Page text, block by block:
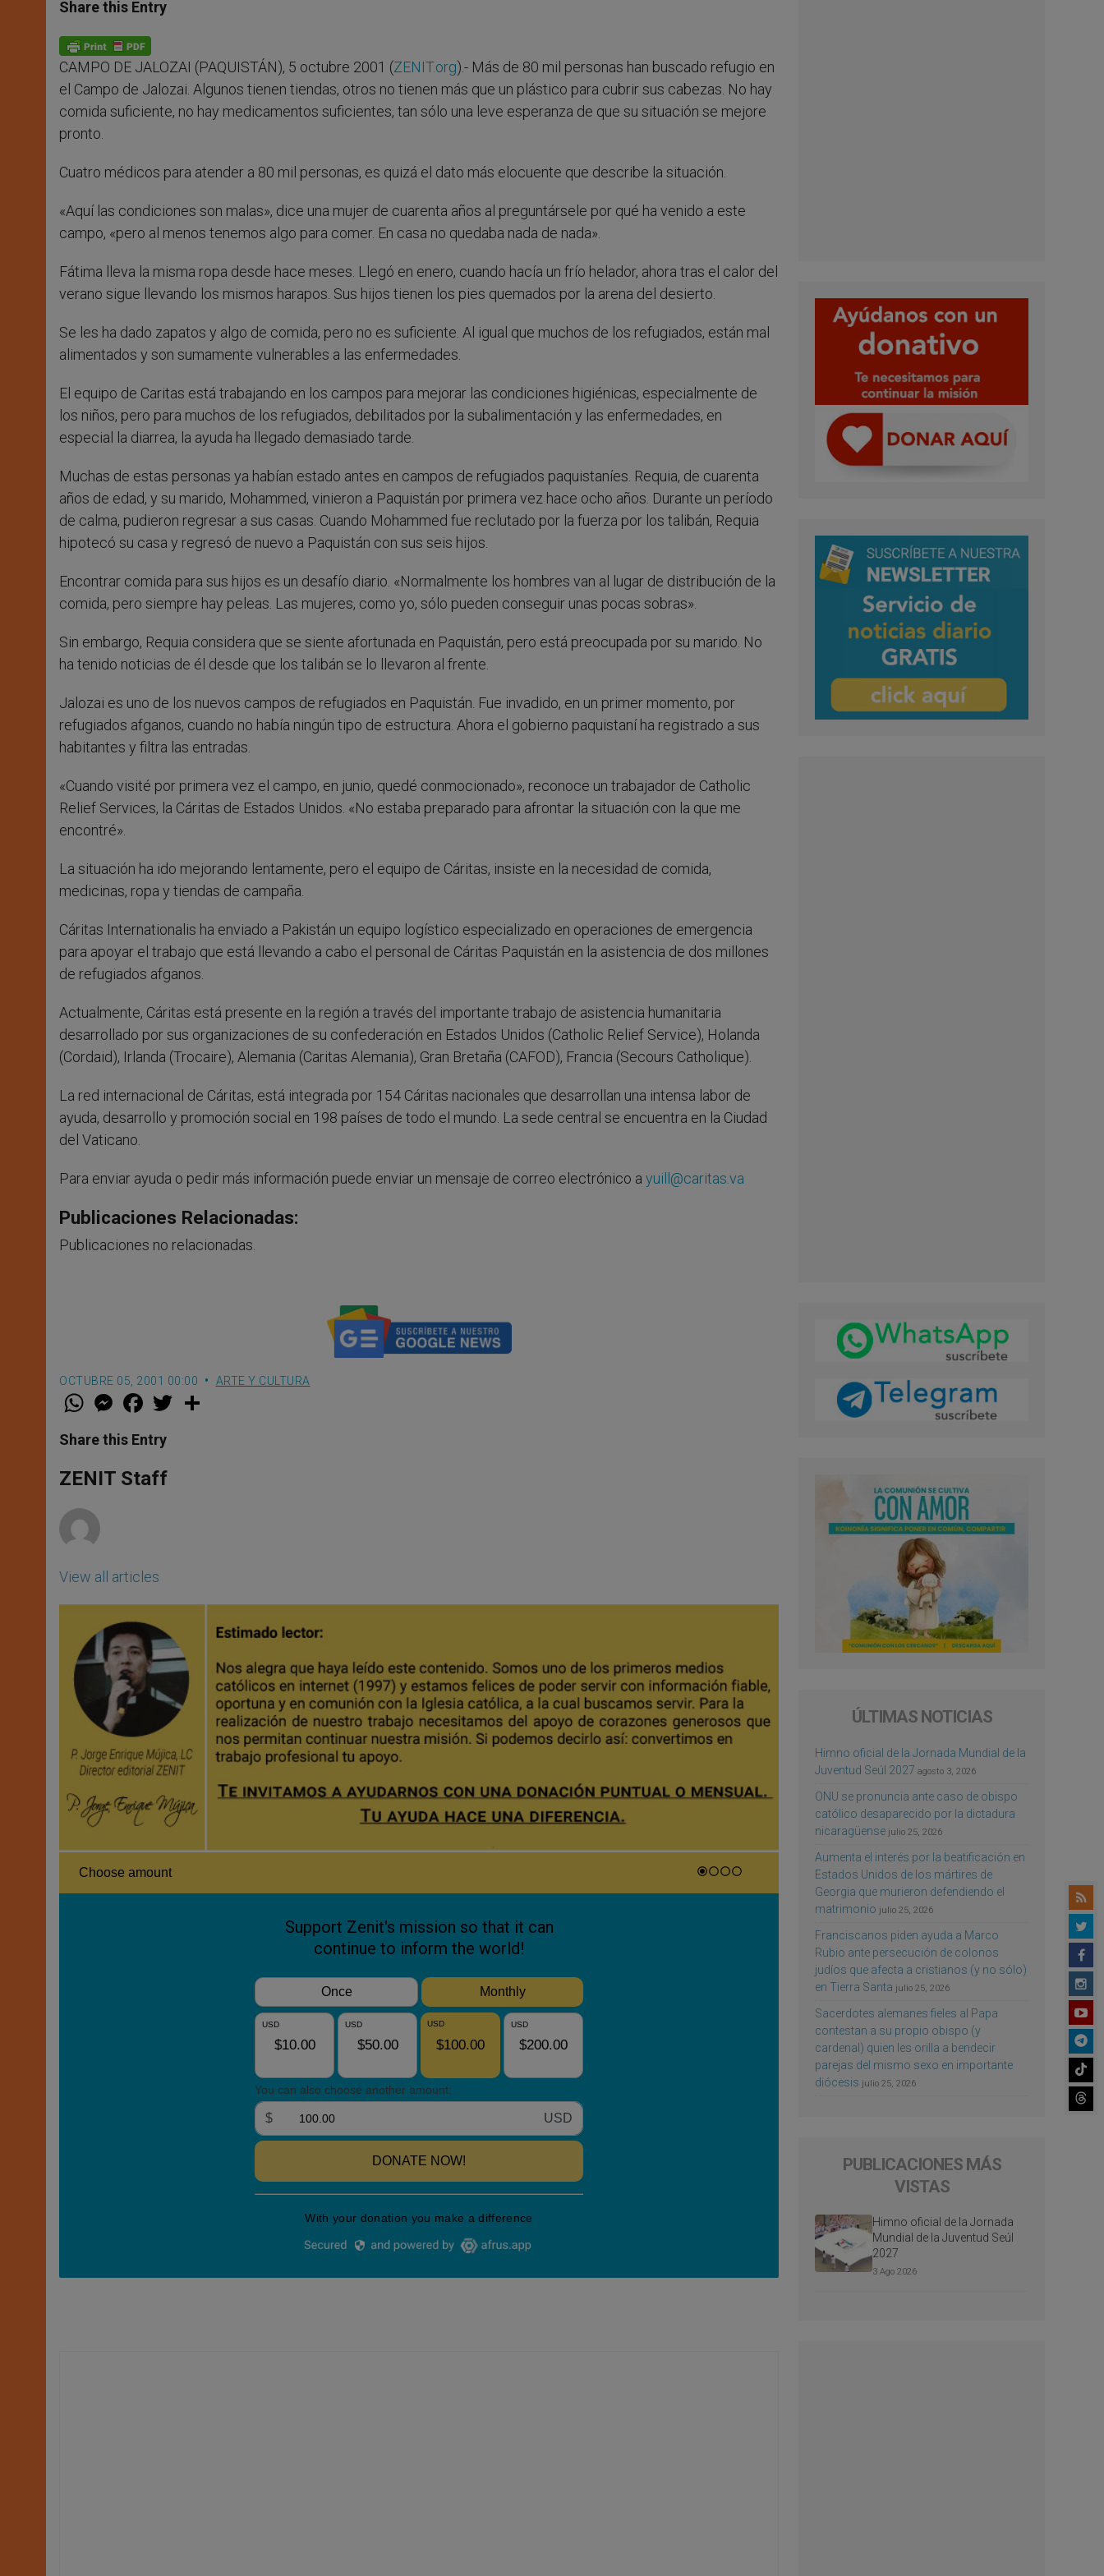
s
p
p
e
g
e
r
b
o
k
Share this Entry
CAMPO DE JALOZAI (PAQUISTÁN), 5 octubre 2001 (ZENIT.org).- Más de 80 mil personas han buscado refugio en
el Campo de Jalozai. Algunos tienen tiendas, otros no tienen más que un plástico para cubrir sus cabezas. No hay
comida suficiente, no hay medicamentos suficientes, tan sólo una leve esperanza de que su situación se mejore
pronto.
Cuatro médicos para atender a 80 mil personas, es quizá el dato más elocuente que describe la situación.
«Aquí las condiciones son malas», dice una mujer de cuarenta años al preguntársele por qué ha venido a este
campo, «pero al menos tenemos algo para comer. En casa no quedaba nada de nada».
Fátima lleva la misma ropa desde hace meses. Llegó en enero, cuando hacía un frío helador, ahora tras el calor del
verano sigue llevando los mismos harapos. Sus hijos tienen los pies quemados por la arena del desierto.
Se les ha dado zapatos y algo de comida, pero no es suficiente. Al igual que muchos de los refugiados, están mal
alimentados y son sumamente vulnerables a las enfermedades.
El equipo de Caritas está trabajando en los campos para mejorar las condiciones higiénicas, especialmente de
los niños, pero para muchos de los refugiados, debilitados por la subalimentación y las enfermedades, en
especial la diarrea, la ayuda ha llegado demasiado tarde.
Muchas de estas personas ya habían estado antes en campos de refugiados paquistaníes. Requia, de cuarenta
años de edad, y su marido, Mohammed, vinieron a Paquistán por primera vez hace ocho años. Durante un período
de calma, pudieron regresar a sus casas. Cuando Mohammed fue reclutado por la fuerza por los talibán, Requia
hipotecó su casa y regresó de nuevo a Paquistán con sus seis hijos.
Encontrar comida para sus hijos es un desafío diario. «Normalmente los hombres van al lugar de distribución de la
comida, pero siempre hay peleas. Las mujeres, como yo, sólo pueden conseguir unas pocas sobras».
Sin embargo, Requia considera que se siente afortunada en Paquistán, pero está preocupada por su marido. No
ha tenido noticias de él desde que los talibán se lo llevaron al frente.
Jalozai es uno de los nuevos campos de refugiados en Paquistán. Fue invadido, en un primer momento, por
refugiados afganos, cuando no había ningún tipo de estructura. Ahora el gobierno paquistaní ha registrado a sus
habitantes y filtra las entradas.
«Cuando visité por primera vez el campo, en junio, quedé conmocionado», reconoce un trabajador de Catholic
Relief Services, la Cáritas de Estados Unidos. «No estaba preparado para afrontar la situación con la que me
encontré».
La situación ha ido mejorando lentamente, pero el equipo de Cáritas, insiste en la necesidad de comida,
medicinas, ropa y tiendas de campaña.
Cáritas Internationalis ha enviado a Pakistán un equipo logístico especializado en operaciones de emergencia
para apoyar el trabajo que está llevando a cabo el personal de Cáritas Paquistán en la asistencia de dos millones
de refugiados afganos.
Actualmente, Cáritas está presente en la región a través del importante trabajo de asistencia humanitaria
desarrollado por sus organizaciones de su confederación en Estados Unidos (Catholic Relief Service), Holanda
(Cordaid), Irlanda (Trocaire), Alemania (Caritas Alemania), Gran Bretaña (CAFOD), Francia (Secours Catholique).
La red internacional de Cáritas, está integrada por 154 Cáritas nacionales que desarrollan una intensa labor de
ayuda, desarrollo y promoción social en 198 países de todo el mundo. La sede central se encuentra en la Ciudad
del Vaticano.
Para enviar ayuda o pedir más información puede enviar un mensaje de correo electrónico a yuill@caritas.va
Publicaciones Relacionadas:
Publicaciones no relacionadas.
OCTUBRE 05, 2001 00:00 ARTE Y CULTURA
W
t
s
p
p
M
e
s
e
g
e
F
a
e
b
o
k
w
Share this Entry
ZENIT Staff
View all articles
ÚLTIMAS NOTICIAS
Himno oficial de la Jornada Mundial de la
Juventud Seúl 2027 agosto 3, 2026
ONU se pronuncia ante caso de obispo
católico desaparecido por la dictadura
nicaragüense julio 25, 2026
Aumenta el interés por la beatificación en
Estados Unidos de los mártires de
Georgia que murieron defendiendo el
matrimonio julio 25, 2026
Franciscanos piden ayuda a Marco
Rubio ante persecución de colonos
judíos que afecta a cristianos (y no sólo)
en Tierra Santa julio 25, 2026
Sacerdotes alemanes fieles al Papa
contestan a su propio obispo (y
cardenal) quien les orilla a bendecir
parejas del mismo sexo en importante
diócesis julio 25, 2026
PUBLICACIONES MÁS
VISTAS
Himno oficial de la Jornada
Mundial de la Juventud Seúl
2027
3 Ago 2026